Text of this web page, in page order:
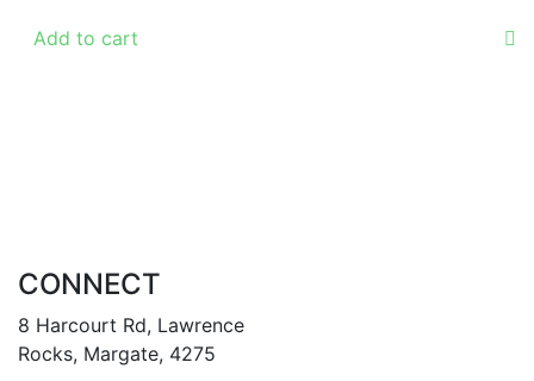
Add to cart
CONNECT
8 Harcourt Rd, Lawrence
Rocks, Margate, 4275